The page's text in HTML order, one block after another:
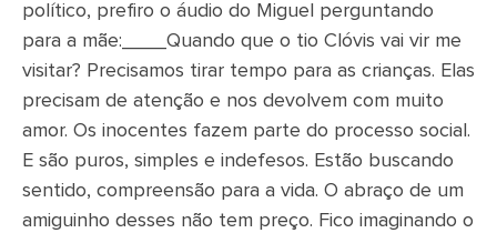
político, prefiro o áudio do Miguel perguntando
para a mãe:____Quando que o tio Clóvis vai vir me
visitar? Precisamos tirar tempo para as crianças. Elas
precisam de atenção e nos devolvem com muito
amor. Os inocentes fazem parte do processo social.
E são puros, simples e indefesos. Estão buscando
sentido, compreensão para a vida. O abraço de um
amiguinho desses não tem preço. Fico imaginando o